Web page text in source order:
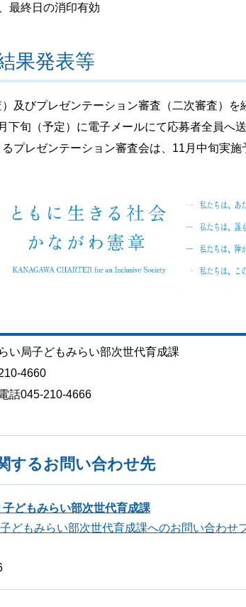
最終日の消印有効
果発表等
及びプレゼンテーション審査（二次審査）を
下旬（予定）に電子メールにて応募者全員へ送
プレゼンテーション審査会は、11月中旬実
い局子どもみらい部次世代育成課
4660
045-210-4666
するお問い合わせ先
どもみらい部次世代育成課
どもみらい部次世代育成課へのお問い合わせ